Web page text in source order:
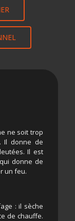
ne soit trop
Il donne de
Il est
donne de
un feu.
: il sèche
de chauffe.